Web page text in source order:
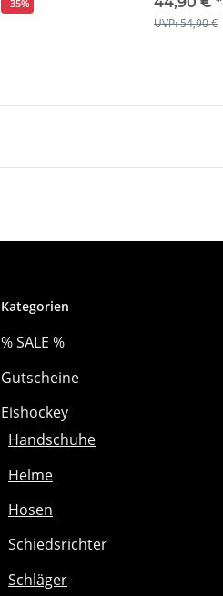
-35%
UVP: 54,90 €
Kategorien
% SALE %
Gutscheine
Eishockey
Handschuhe
Helme
Hosen
Schiedsrichter
Schläger